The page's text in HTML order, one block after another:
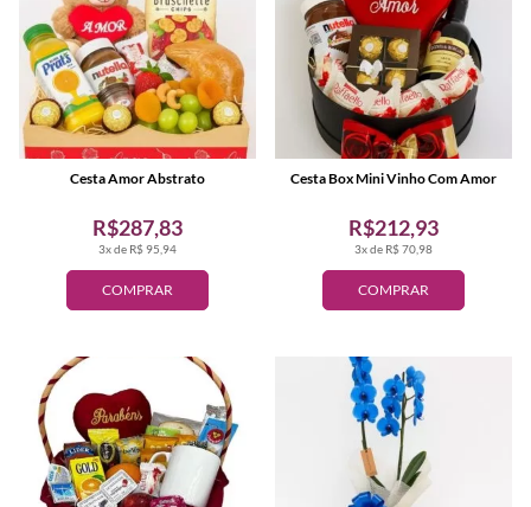
COMPRAR
3x de R$ 95,94
R$287,83
Cesta Amor Abstrato
COMPRAR
3x de R$ 70,98
R$212,93
Cesta Box Mini Vinho Com Amor